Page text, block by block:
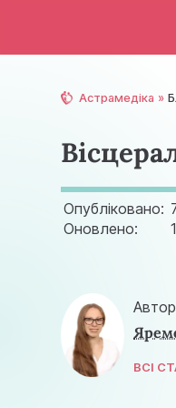
Астрамедіка
Опубліковано:
Оновлено:
ВСІ